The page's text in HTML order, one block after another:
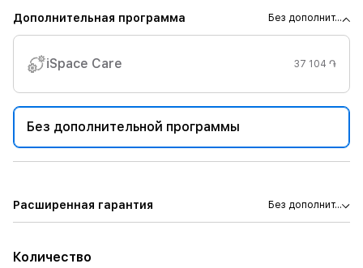
Дополнительная программа Без дополнит...
iSpace Care 37 104 ֏
Без дополнительной программы
Расширенная гарантия Без дополнит...
Количество